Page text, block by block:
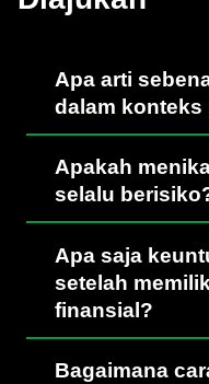
Apa arti
dalam konteks
Apakah
selalu
Apa saja
setelah
finansial?
Bagaimana